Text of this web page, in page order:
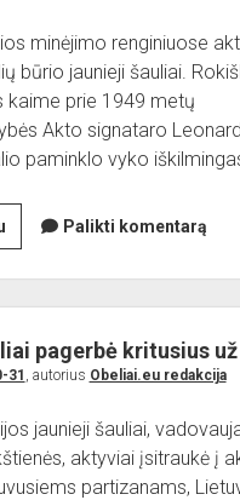
Obelių paminklas
dropdown
menu
Lankytinos vietos
open
menu
Bažnyčia
Muziejus
Obelių gimnazija
open
menu
Gimnazistų naujienos
Gimnazistų kūryba
Kraštiečių kūryba
NUOTRAUKOS
menu
Sėlos Ramuva
Apie mus
open
dropdown
Sporto klubas
Paremkite Obelius
minėjimo renginiuose
būrio jaunieji šauliai.
kaime prie 1949 metų
Akto signataro
paminklo vyko
Jaunieji
šauliai
minėjo
valstybės
šimtmetį
Palikti komentarą
pagerbė kritusius
31 , autorius Obeliai.eu redakcija
jaunieji šauliai,
aktyviai įsitraukė į
partizanams,